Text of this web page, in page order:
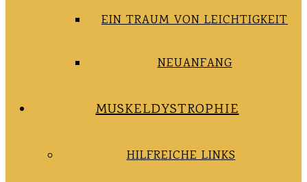
EIN TRAUM VON LEICHTIGKEIT
NEUANFANG
MUSKELDYSTROPHIE
HILFREICHE LINKS